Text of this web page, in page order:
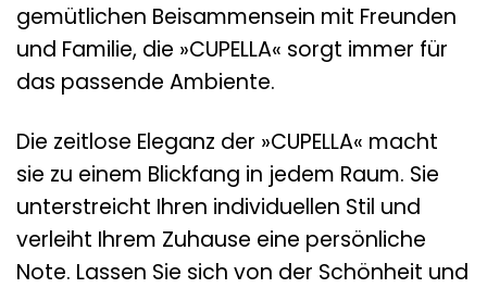
gemütlichen Beisammensein mit Freunden
und Familie, die »CUPELLA« sorgt immer für
das passende Ambiente.
Die zeitlose Eleganz der »CUPELLA« macht
sie zu einem Blickfang in jedem Raum. Sie
unterstreicht Ihren individuellen Stil und
verleiht Ihrem Zuhause eine persönliche
Note. Lassen Sie sich von der Schönheit und